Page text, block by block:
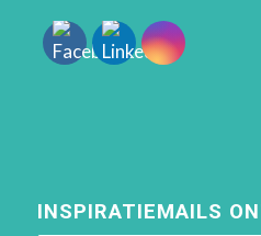
INSPIRATIEMAILS